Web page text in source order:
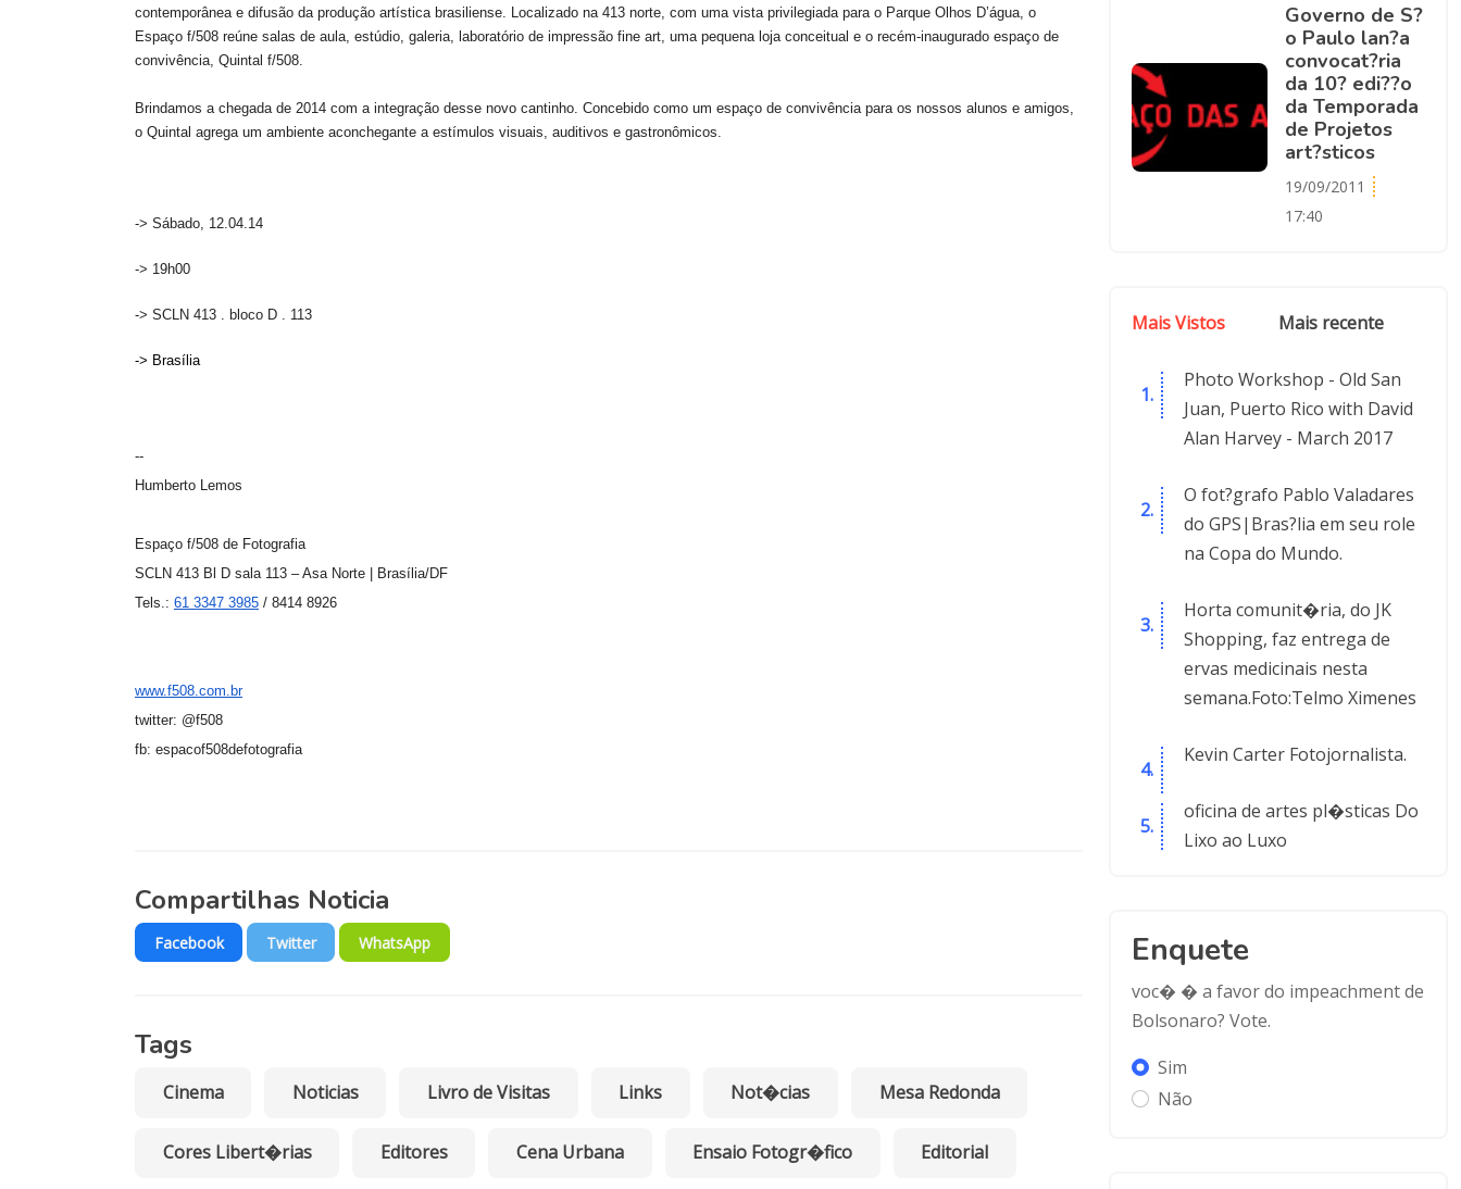
contemporânea e difusão da produção artística brasiliense. Localizado na 413 norte, com uma vista privilegiada para o Parque Olhos D’água, o
Espaço f/508 reúne salas de aula, estúdio, galeria, laboratório de impressão fine art, uma pequena loja conceitual e o recém-inaugurado espaço de
convivência, Quintal f/508.
Brindamos a chegada de 2014 com a integração desse novo cantinho. Concebido como um espaço de convivência para os nossos alunos e amigos,
o Quintal agrega um ambiente aconchegante a estímulos visuais, auditivos e gastronômicos.
-> Sábado, 12.04.14
-> 19h00
-> SCLN 413 . bloco D . 113
-> Brasília
--
Humberto Lemos
Espaço f/508 de Fotografia
SCLN 413 Bl D sala 113 – Asa Norte | Brasília/DF
Tels.: 61 3347 3985/ 8414 8926
www.f508.com.br
twitter: @f508
fb: espacof508defotografia
Compartilhas Noticia
Facebook Twitter WhatsApp
Tags
Cinema Noticias Livro de Visitas Links Not�cias Mesa Redonda
Cores Libert�rias Editores Cena Urbana Ensaio Fotogr�fico Editorial
Governo de S?
o Paulo lan?a
convocat?ria
da 10? edi??o
da Temporada
de Projetos
art?sticos
19/09/2011
17:40
Mais Vistos Mais recente
Photo Workshop - Old San
Juan, Puerto Rico with David
Alan Harvey - March 2017
O fot?grafo Pablo Valadares
do GPS|Bras?lia em seu role
na Copa do Mundo.
Horta comunit�ria, do JK
Shopping, faz entrega de
ervas medicinais nesta
semana.Foto:Telmo Ximenes
Kevin Carter Fotojornalista.
oficina de artes pl�sticas Do
Lixo ao Luxo
Enquete
voc� � a favor do impeachment de
Bolsonaro? Vote.
Sim
Não